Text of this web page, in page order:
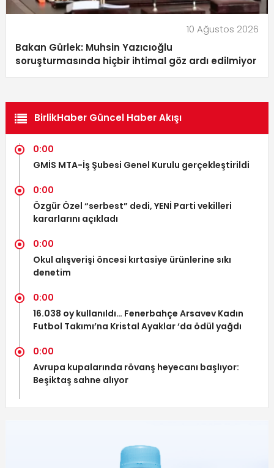
10 Ağustos 2026
Bakan Gürlek: Muhsin Yazıcıoğlu
soruşturmasında hiçbir ihtimal göz ardı edilmiyor
BirlikHaber Güncel Haber Akışı
0:00
GMİS MTA-İş Şubesi Genel Kurulu gerçekleştirildi
0:00
Özgür Özel “serbest” dedi, YENİ Parti vekilleri
kararlarını açıkladı
0:00
Okul alışverişi öncesi kırtasiye ürünlerine sıkı
denetim
0:00
16.038 oy kullanıldı… Fenerbahçe Arsavev Kadın
Futbol Takımı’na Kristal Ayaklar ‘da ödül yağdı
0:00
Avrupa kupalarında rövanş heyecanı başlıyor:
Beşiktaş sahne alıyor